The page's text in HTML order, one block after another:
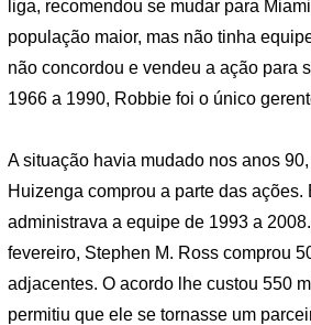
liga, recomendou se mudar para
população maior, mas não tinha
não concordou e vendeu a ação para
1966 a 1990, Robbie foi o único
A situação havia mudado nos anos
Huizenga comprou a parte das ações.
administrava a equipe de 1993 a
fevereiro, Stephen M. Ross comprou
adjacentes. O acordo lhe custou 550
permitiu que ele se tornasse um